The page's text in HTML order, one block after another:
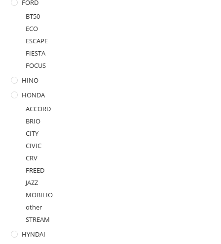
FORD
BT50
ECO
ESCAPE
FIESTA
FOCUS
HINO
HONDA
ACCORD
BRIO
CITY
CIVIC
CRV
FREED
JAZZ
MOBILIO
other
STREAM
HYNDAI